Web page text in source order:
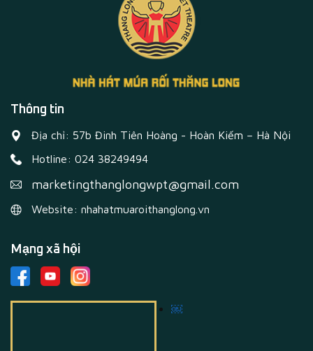
Thông tin
Địa chỉ: 57b Đinh Tiên Hoàng - Hoàn Kiếm – Hà Nội
Hotline: 024 38249494
marketingthanglongwpt@gmail.com
Website: nhahatmuaroithanglong.vn
Mạng xã hội
￼